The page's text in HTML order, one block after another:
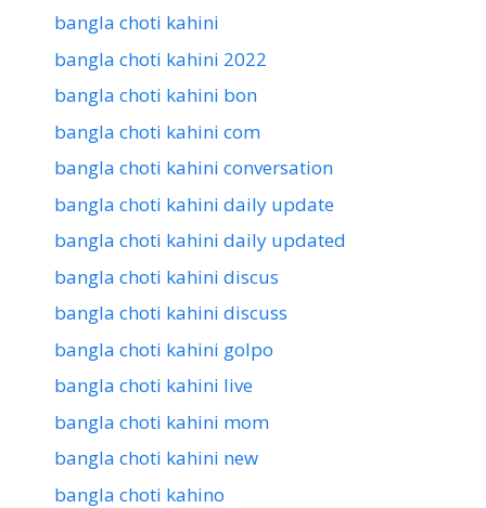
bangla choti kahini
bangla choti kahini 2022
bangla choti kahini bon
bangla choti kahini com
bangla choti kahini conversation
bangla choti kahini daily update
bangla choti kahini daily updated
bangla choti kahini discus
bangla choti kahini discuss
bangla choti kahini golpo
bangla choti kahini live
bangla choti kahini mom
bangla choti kahini new
bangla choti kahino